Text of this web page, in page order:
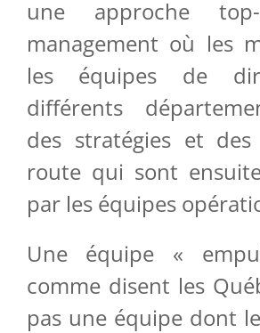
une approche
management où les
les équipes de
différents
des stratégies et
route qui sont
par les équipes
Une équipe «
comme disent les
pas une équipe dont